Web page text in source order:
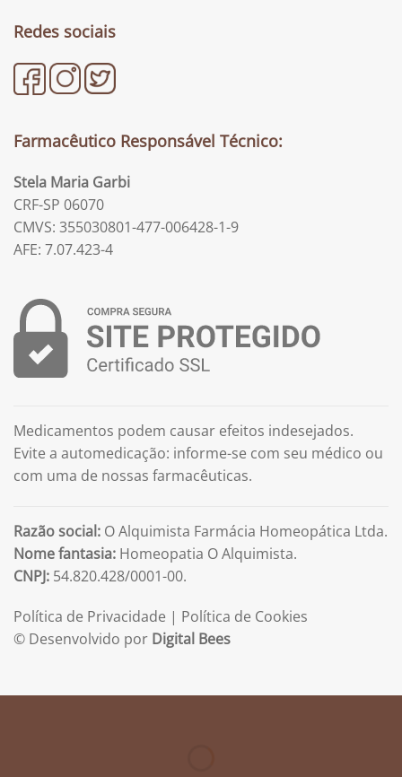
Redes sociais
Farmacêutico Responsável Técnico:
Stela Maria Garbi
CRF-SP 06070
CMVS: 355030801-477-006428-1-9
AFE: 7.07.423-4
Medicamentos podem causar efeitos indesejados.
Evite a automedicação: informe-se com seu médico ou
com uma de nossas farmacêuticas.
Razão social: O Alquimista Farmácia Homeopática Ltda.
Nome fantasia: Homeopatia O Alquimista.
CNPJ: 54.820.428/0001-00.
Política de Privacidade | Política de Cookies
© Desenvolvido por Digital Bees